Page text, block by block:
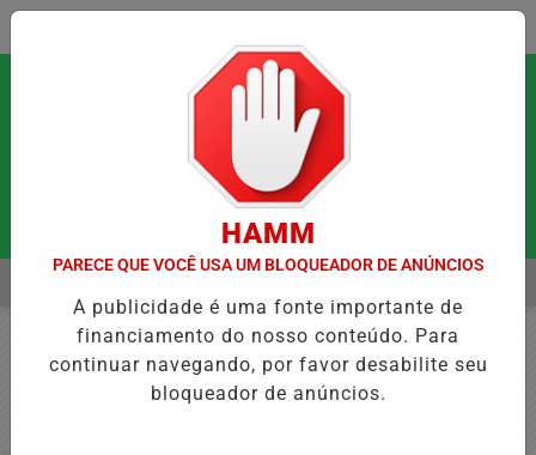
EM ALTA
HAMM
PARECE QUE VOCÊ USA UM BLOQUEADOR DE ANÚNCIOS
A publicidade é uma fonte importante de
financiamento do nosso conteúdo. Para
continuar navegando, por favor desabilite seu
bloqueador de anúncios.